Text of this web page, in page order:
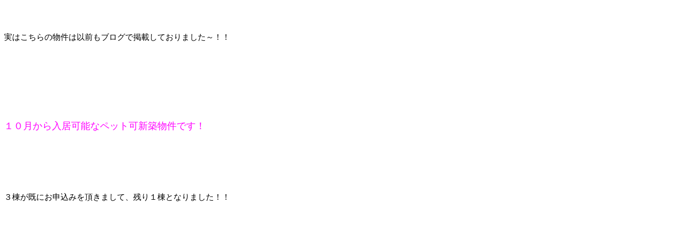
実はこちらの物件は以前もブログで掲載しておりました～！！
１０月から入居可能なペット可新築物件です！
３棟が既にお申込みを頂きまして、残り１棟となりました！！